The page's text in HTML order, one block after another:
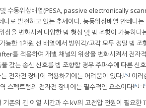
및 수동위상배열(PESA, passive electronically
발전하고 있는 추세이다. 능동위상배열 안테나는
을 변화시켜 다양한 빔 형성 및 빔 조향이 가능하다
능한 1차원 선 배열에서 방위각/고각 모두 정밀 빔 조
를 적용하여 개별 채널의 위상을 변화시켜서 전자
갖는 송신 신호를 빔 조향할 경우 주파수에 따른
전자전 장비에 적용하기에는 어려움이 있다.[5] 이러
스펙트럼의 전자전 장비에는 필수적인 요소이다[6]~[
존의 긴 예열 시간과 수 kV의 고전압 전원이 필요한